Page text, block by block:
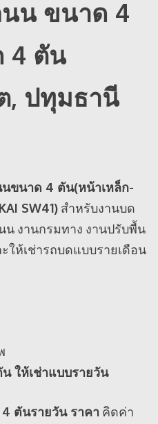
นน ขนาด 4
4 ตัน
, ปทุมธานี
ขนาด 4 ตัน(หน้าเหล็ก-
SW41) สำหรับงานบด
น งานกรมทาง งานปรับพื้น
ให้เช่ารถบดแบบรายเดือน
ให้เช่าแบบรายวัน
ตันรายวัน ราคา คิดค่า